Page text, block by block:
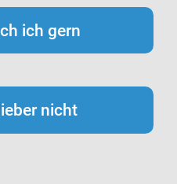
ich gern
nicht